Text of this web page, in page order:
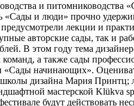
и питомниководства
и люди» прочно
лекции и
авторские сады, так и
В этом году тема
а также сады
начинающих».
школы дизайна Мария
мастерской Klükva
будут действовать